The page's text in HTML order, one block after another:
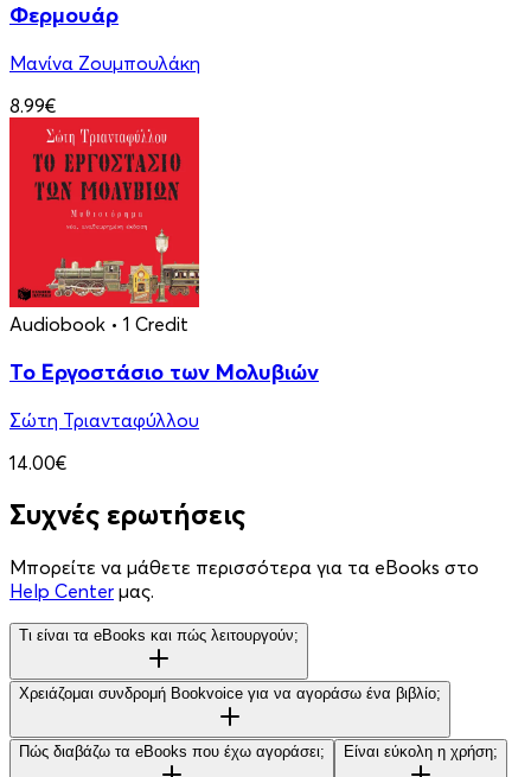
Φερμουάρ
Μανίνα Ζουμπουλάκη
8.99€
Audiobook • 1 Credit
Το Εργοστάσιο των Μολυβιών
Σώτη Τριανταφύλλου
14.00€
Συχνές ερωτήσεις
Μπορείτε να μάθετε περισσότερα για τα eBooks στο
Help Center μας.
Τι είναι τα eBooks και πώς λειτουργούν;
Χρειάζομαι συνδρομή Bookvoice για να αγοράσω ένα βιβλίο;
Πώς διαβάζω τα eBooks που έχω αγοράσει; Είναι εύκολη η χρήση;